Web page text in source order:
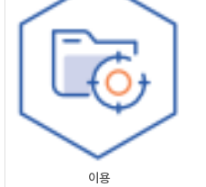
이용